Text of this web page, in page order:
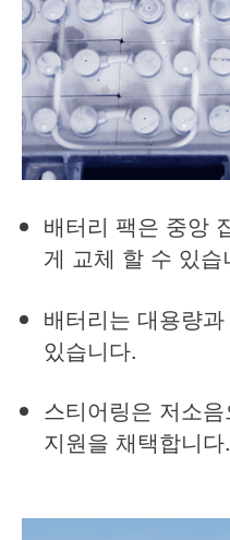
배터리 팩은 중앙
게 교체 할 수 있습
배터리는 대용량
있습니다.
스티어링은 저소
지원을 채택합니다.